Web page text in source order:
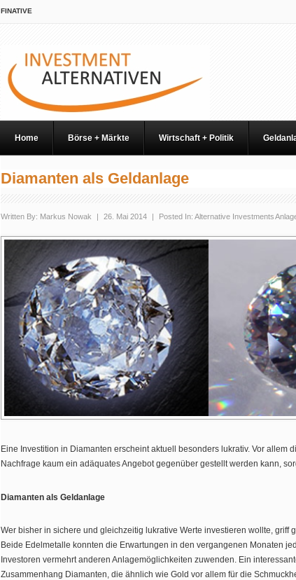
FINATIVE
Home Börse + Märkte Wirtschaft + Politik
Diamanten als Geldanlage
Written By: Markus Nowak | 26. Mai 2014 | Posted In: Alternative Investments
Eine Investition in Diamanten erscheint aktuell besonders lukrativ. Vor allem
Nachfrage kaum ein adäquates Angebot gegenüber gestellt werden kann,
Diamanten als Geldanlage
Wer bisher in sichere und gleichzeitig lukrative Werte investieren wollte, griff
Beide Edelmetalle konnten die Erwartungen in den vergangenen Monaten
Investoren vermehrt anderen Anlagemöglichkeiten zuwenden. Ein
Zusammenhang Diamanten, die ähnlich wie Gold vor allem für die